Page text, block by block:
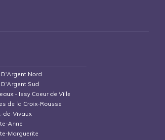
D'Argent Nord
D'Argent Sud
- Issy Coeur de Ville
de la Croix-Rousse
de-Vivaux
Anne
Marguerite